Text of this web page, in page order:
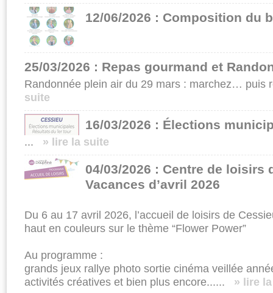
12/06/2026 : Composition du
25/03/2026 : Repas gourmand et
Randonnée plein air du 29 mars : marchez… puis
suite
16/03/2026 : Élections
... » lire la suite
04/03/2026 : Centre de loisirs
Vacances d’avril 2026
Du 6 au 17 avril 2026, l’accueil de loisirs de
haut en couleurs sur le thème “Flower Power”
Au programme :
grands jeux rallye photo sortie cinéma veillée
activités créatives et bien plus encore......
» lire